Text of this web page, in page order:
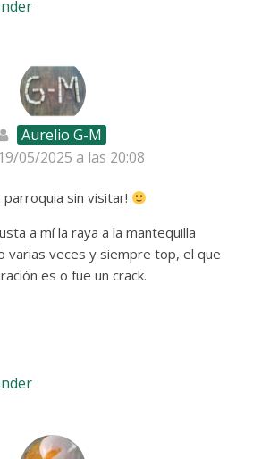
Aurelio G-M
05/2025 a las 20:08
sin visitar!
a mí la raya a la mantequilla
varias veces y siempre top, el que
es o fue un crack.